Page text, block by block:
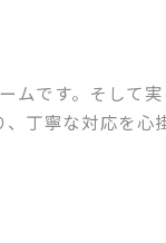
ムです。そして
丁寧な対応を